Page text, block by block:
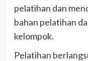
pelatihan dan
bahan pelatihan
kelompok.
Pelatihan